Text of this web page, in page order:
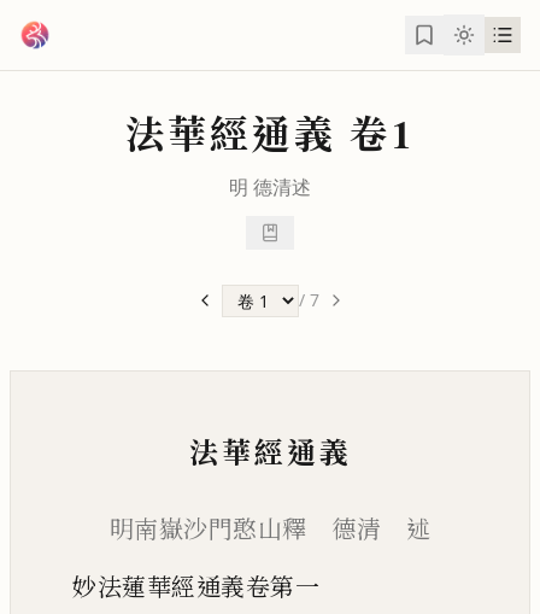
法華經通義 卷1
明 德清述
/ 7
法華經通義
明南嶽沙門憨山釋 德清 述
妙法蓮華經通義卷第一